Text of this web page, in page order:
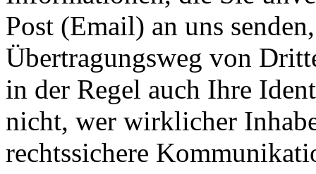
Post (Email) an uns
Übertragungsweg von
in der Regel auch Ihre
nicht, wer wirklicher
rechtssichere